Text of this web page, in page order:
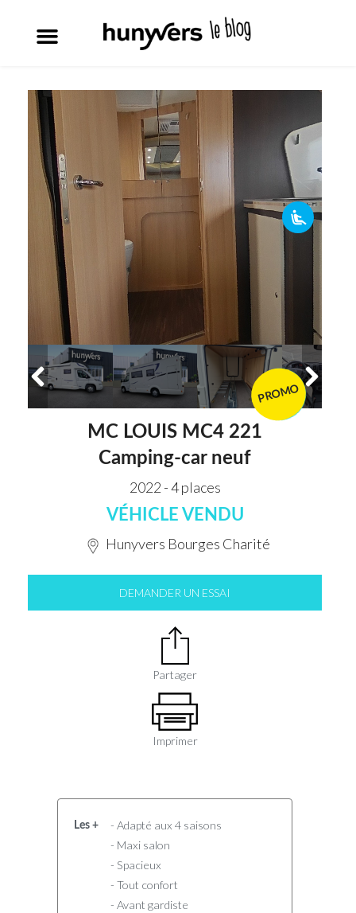
VENDU
PROMO
MC LOUIS MC4 221
Camping-car neuf
2022 - 4 places
VÉHICLE VENDU
Hunyvers Bourges Charité
DEMANDER UN ESSAI
Partager
Imprimer
Les +
- Adapté aux 4 saisons
- Maxi salon
- Spacieux
- Tout confort
- Avant gardiste